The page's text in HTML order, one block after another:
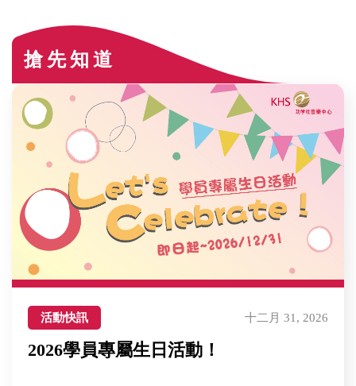
搶先知道
活動快訊 十二月 31, 2026
2026學員專屬生日活動！